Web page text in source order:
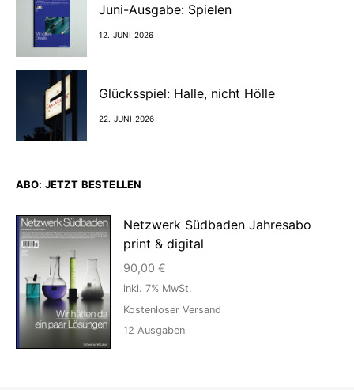
Juni-Ausgabe: Spielen
12. JUNI 2026
Glücksspiel: Halle, nicht Hölle
22. JUNI 2026
ABO: JETZT BESTELLEN
Netzwerk Südbaden Jahresabo
print & digital
90,00 €
inkl. 7% MwSt.
Kostenloser Versand
12 Ausgaben